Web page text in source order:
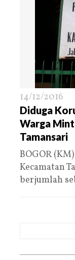
14/12/2016
Diduga
Warga
Tamansari
BOGOR
Kecamatan
berjumlah